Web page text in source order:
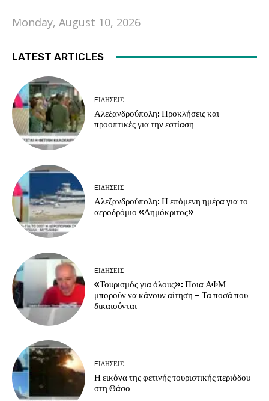
Monday, August 10, 2026
LATEST ARTICLES
EΙΔΗΣΕΙΣ
Αλεξανδρούπολη: Προκλήσεις και
προοπτικές για την εστίαση
EΙΔΗΣΕΙΣ
Αλεξανδρούπολη: Η επόμενη ημέρα για το
αεροδρόμιο «Δημόκριτος»
EΙΔΗΣΕΙΣ
«Τουρισμός για όλους»: Ποια ΑΦΜ
μπορούν να κάνουν αίτηση – Τα ποσά που
δικαιούνται
EΙΔΗΣΕΙΣ
Η εικόνα της φετινής τουριστικής περιόδου
στη Θάσο